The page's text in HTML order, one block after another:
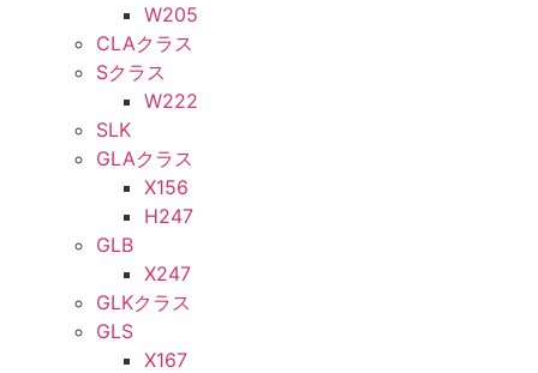
W205
CLAクラス
Sクラス
W222
SLK
GLAクラス
X156
H247
GLB
X247
GLKクラス
GLS
X167